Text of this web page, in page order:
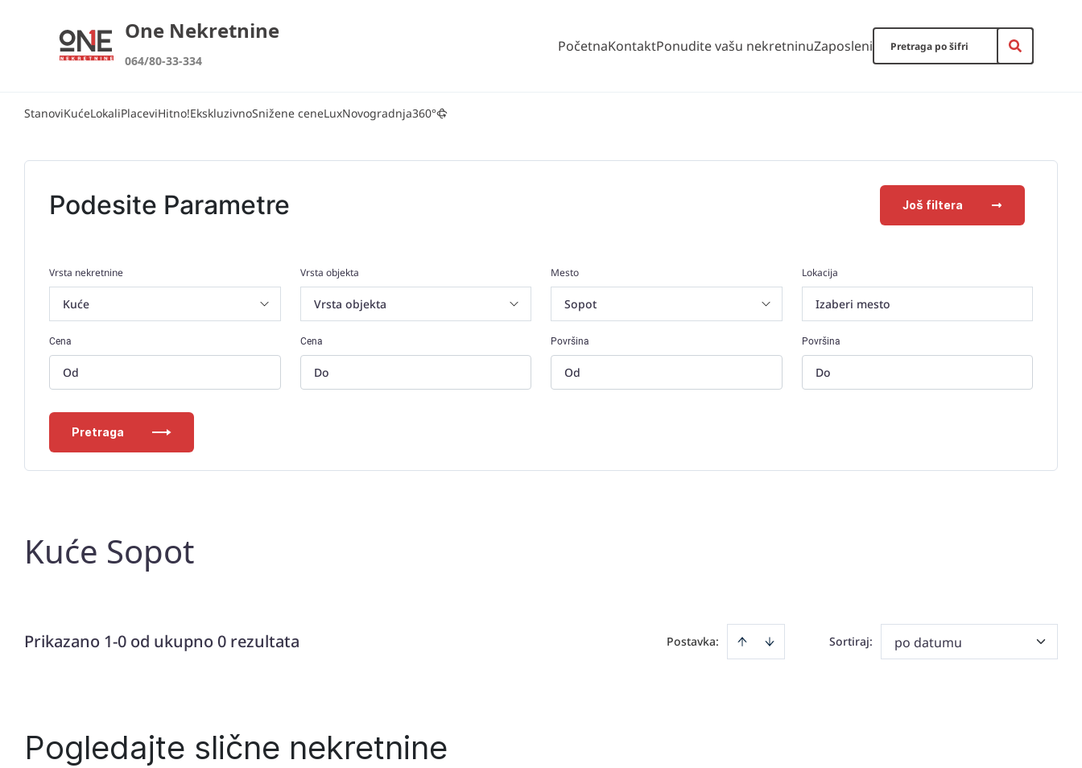
One Nekretnine
064/80-33-334
PočetnaKontaktPonudite vašu nekretninuZaposleni
StanoviKućeLokaliPlaceviHitno!EkskluzivnoSnižene ceneLuxNovogradnja360°
Podesite Parametre Još filtera
Vrsta nekretnine Vrsta objekta Mesto Lokacija
Izaberi mesto
Cena Cena Površina Površina
Pretraga
Kuće Sopot
Prikazano 1-0 od ukupno 0 rezultata Postavka: Sortiraj: po datumu
Pogledajte slične nekretnine